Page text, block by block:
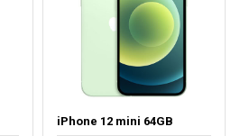
iPhone 12 mini 64GB